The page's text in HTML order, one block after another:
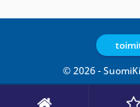
© 2026 -